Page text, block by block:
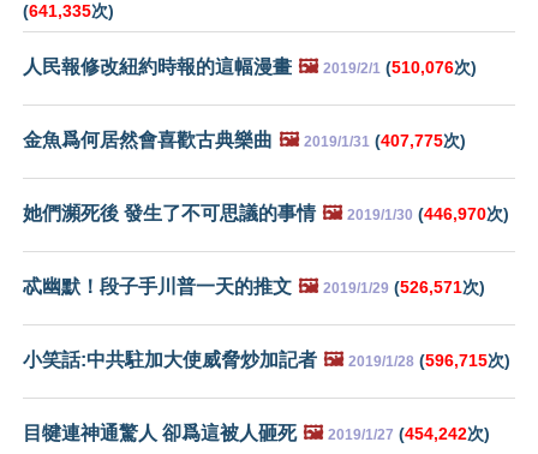
(641,335次)
人民報修改紐約時報的這幅漫畫 🖼️ 2019/2/1 (510,076次)
金魚爲何居然會喜歡古典樂曲 🖼️ 2019/1/31 (407,775次)
她們瀕死後 發生了不可思議的事情 🖼️ 2019/1/30 (446,970次)
忒幽默！段子手川普一天的推文 🖼️ 2019/1/29 (526,571次)
小笑話:中共駐加大使威脅炒加記者 🖼️ 2019/1/28 (596,715次)
目犍連神通驚人 卻爲這被人砸死 🖼️ 2019/1/27 (454,242次)